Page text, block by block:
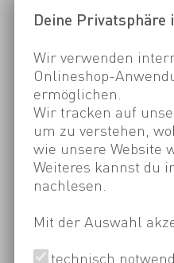
Deine Privatsphäre
Wir verwenden
Onlineshop-
ermöglichen.
Wir tracken auf
um zu verstehen,
wie unsere Website
Weiteres kannst du
nachlesen.
Mit der Auswahl
technisch